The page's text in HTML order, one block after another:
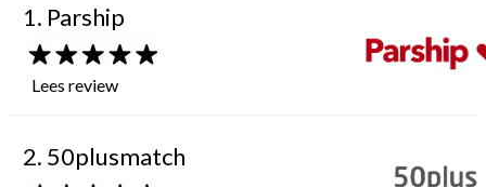
1. Parship
Lees review
2. 50plusmatch